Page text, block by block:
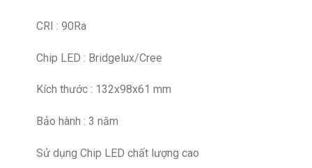
CRI : 90Ra
Chip LED : Bridgelux/Cree
Kích thước : 132x98x61 mm
Bảo hành : 3 năm
Sử dụng Chip LED chất lượng cao